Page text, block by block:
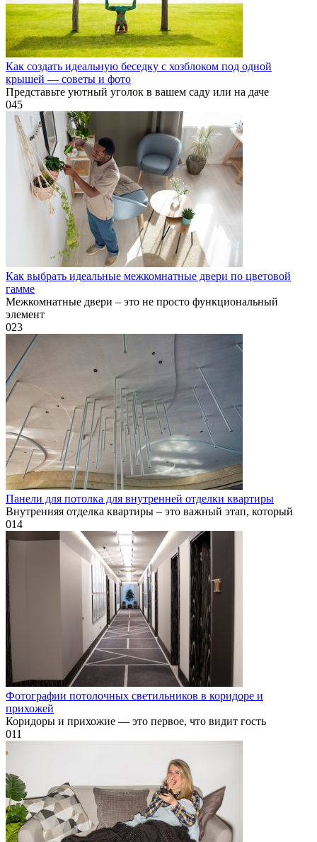
Как создать идеальную беседку с хозблоком под одной
крышей — советы и фото
Представьте уютный уголок в вашем саду или на даче
045
Как выбрать идеальные межкомнатные двери по цветовой
гамме
Межкомнатные двери – это не просто функциональный
элемент
023
Панели для потолка для внутренней отделки квартиры
Внутренняя отделка квартиры – это важный этап, который
014
Фотографии потолочных светильников в коридоре и
прихожей
Коридоры и прихожие — это первое, что видит гость
011